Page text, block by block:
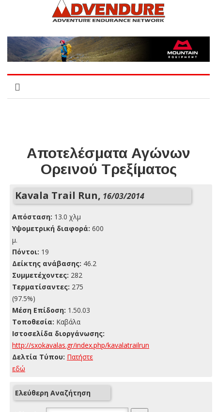
Αποτελέσματα Αγώνων
Ορεινού Τρεξίματος
Kavala Trail Run, 16/03/2014
Απόσταση: 13.0 χλμ
Yψομετρική διαφορά: 600
μ.
Πόντοι: 19
Δείκτης ανάβασης: 46.2
Συμμετέχοντες: 282
Τερματίσαντες: 275
(97.5%)
Μέση Επίδοση: 1.50.03
Τοποθεσία: Καβάλα
Ιστοσελίδα διοργάνωσης:
http://sxokavalas.gr/index.php/kavalatrailrun
Δελτία Τύπου: Πατήστε
εδώ
Ελεύθερη Αναζήτηση